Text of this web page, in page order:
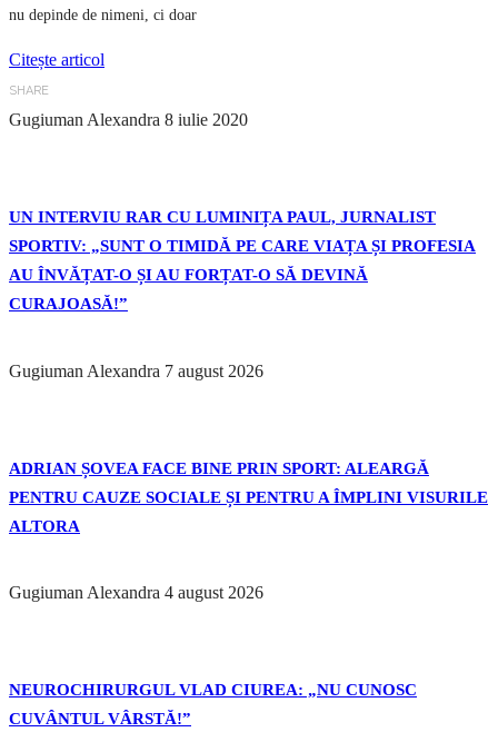
nu depinde de nimeni, ci doar
Citește articol
SHARE
Gugiuman Alexandra 8 iulie 2020
UN INTERVIU RAR CU LUMINIȚA PAUL, JURNALIST
SPORTIV: „SUNT O TIMIDĂ PE CARE VIAȚA ȘI PROFESIA
AU ÎNVĂȚAT-O ȘI AU FORȚAT-O SĂ DEVINĂ
CURAJOASĂ!”
Gugiuman Alexandra 7 august 2026
ADRIAN ȘOVEA FACE BINE PRIN SPORT: ALEARGĂ
PENTRU CAUZE SOCIALE ȘI PENTRU A ÎMPLINI VISURILE
ALTORA
Gugiuman Alexandra 4 august 2026
NEUROCHIRURGUL VLAD CIUREA: „NU CUNOSC
CUVÂNTUL VÂRSTĂ!”